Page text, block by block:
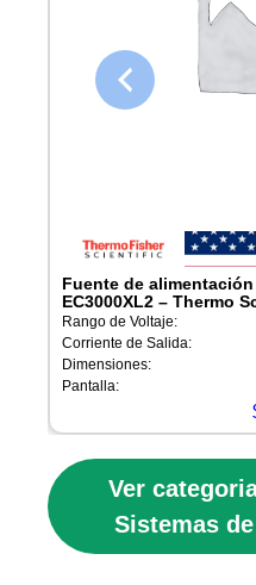
Fuente de
EC3000XL2 – Thermo
Rango de Voltaje:
Corriente de Salida:
Dimensiones:
Pantalla:
Ver
Sistemas